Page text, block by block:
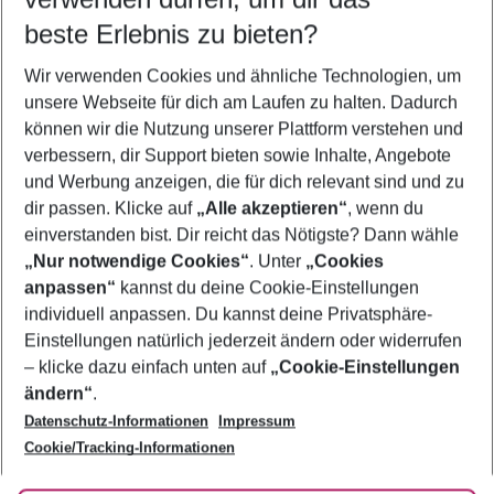
5-8 Nächte
2 Erwachsene Keine Kinder
Mehr Filter anzeigen
Footer
Footer navigation
Über uns
AGB
Bestpreisgarantie
Cookie-Einstellungen ändern
Cookie-Richtlinie
Agenturbetreuung
Barrierefreies Reisen
Folge uns
beste Erlebnis zu bieten?
Wir verwenden Cookies und ähnliche Technologien, um
unsere Webseite für dich am Laufen zu halten. Dadurch
können wir die Nutzung unserer Plattform verstehen und
verbessern, dir Support bieten sowie Inhalte, Angebote
und Werbung anzeigen, die für dich relevant sind und zu
dir passen. Klicke auf „Alle akzeptieren“, wenn du
einverstanden bist. Dir reicht das Nötigste? Dann wähle
„Nur notwendige Cookies“. Unter „Cookies
anpassen“ kannst du deine Cookie-Einstellungen
individuell anpassen. Du kannst deine Privatsphäre-
Einstellungen natürlich jederzeit ändern oder widerrufen
– klicke dazu einfach unten auf „Cookie-Einstellungen
ändern“.
Datenschutz-Informationen
Impressum
Cookie/Tracking-Informationen